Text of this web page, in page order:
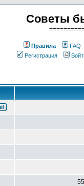
Советы
Правила
FAQ
Регистрация